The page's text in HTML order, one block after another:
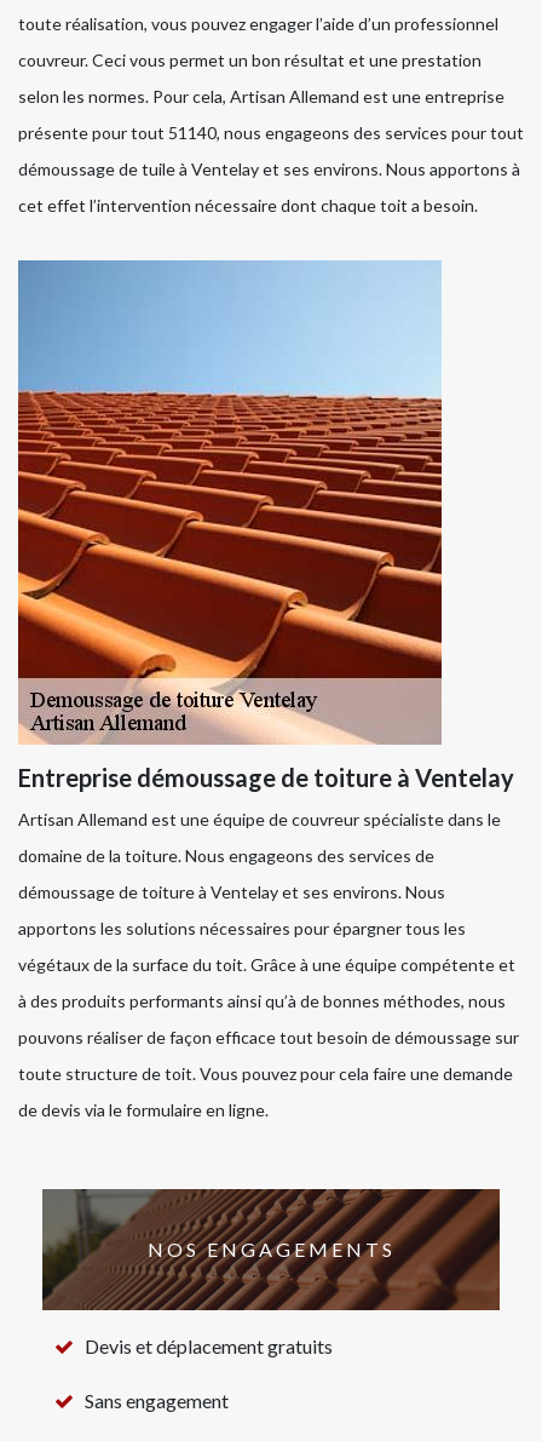
toute réalisation, vous pouvez engager l’aide d’un professionnel
couvreur. Ceci vous permet un bon résultat et une prestation
selon les normes. Pour cela, Artisan Allemand est une entreprise
présente pour tout 51140, nous engageons des services pour tout
démoussage de tuile à Ventelay et ses environs. Nous apportons à
cet effet l’intervention nécessaire dont chaque toit a besoin.
Entreprise démoussage de toiture à Ventelay
Artisan Allemand est une équipe de couvreur spécialiste dans le
domaine de la toiture. Nous engageons des services de
démoussage de toiture à Ventelay et ses environs. Nous
apportons les solutions nécessaires pour épargner tous les
végétaux de la surface du toit. Grâce à une équipe compétente et
à des produits performants ainsi qu’à de bonnes méthodes, nous
pouvons réaliser de façon efficace tout besoin de démoussage sur
toute structure de toit. Vous pouvez pour cela faire une demande
de devis via le formulaire en ligne.
NOS ENGAGEMENTS
Devis et déplacement gratuits
Sans engagement